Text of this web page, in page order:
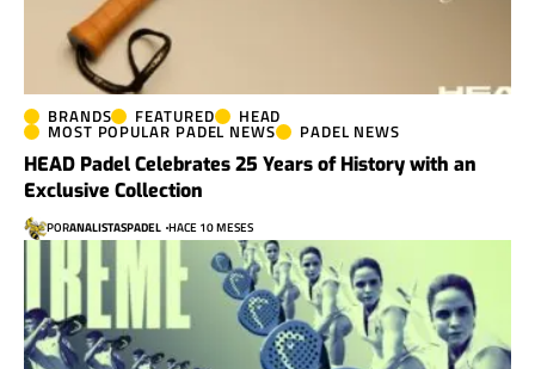
BRANDS FEATURED HEAD
MOST POPULAR PADEL NEWS PADEL NEWS
HEAD Padel Celebrates 25 Years of History with an
Exclusive Collection
PORANALISTASPADEL HACE 10 MESES